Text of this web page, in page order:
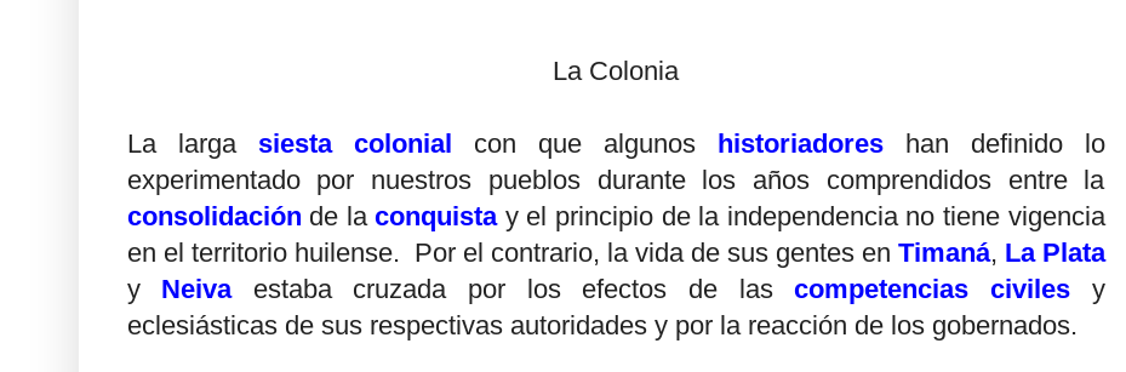
La Colonia
La larga siesta colonial con que algunos historiadoreshan definido lo
experimentado por nuestros pueblos durante los años comprendidos entre la
consolidación de laconquista y el principio de la independencia no tiene vigencia
en el territorio huilense. Por el contrario, la vida de sus gentes en Timaná, La Plata
y Neiva estaba cruzada por los efectos de lascompetencias civiles
y
eclesiásticas de sus respectivas autoridades y por la reacción de los gobernados.